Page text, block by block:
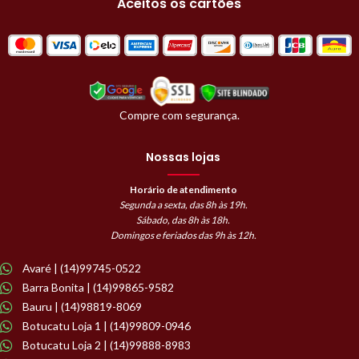
Compre com segurança.
Nossas lojas
Horário de atendimento
Segunda a sexta, das 8h às 19h.
Sábado, das 8h às 18h.
Domingos e feriados das 9h às 12h.
Avaré | (14)99745-0522
Barra Bonita | (14)99865-9582
Bauru | (14)98819-8069
Botucatu Loja 1 | (14)99809-0946
Botucatu Loja 2 | (14)99888-8983